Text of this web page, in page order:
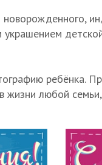
ребёнка.
любой семьи,